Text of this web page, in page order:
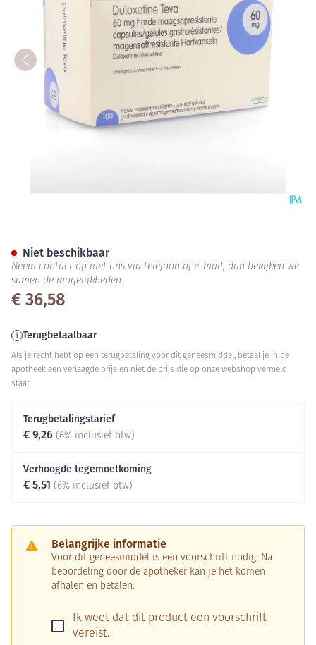
€ 36,58
Terugbetaalbaar
Als je recht hebt op een terugbetaling voor dit geneesmiddel, betaal je in de
apotheek een verlaagde prijs en niet de prijs die op onze webshop vermeld
staat.
Terugbetalingstarief
€ 9,26 (6% inclusief btw)
Verhoogde tegemoetkoming
€ 5,51 (6% inclusief btw)
Belangrijke informatie
Voor dit geneesmiddel is een voorschrift nodig. Na
beoordeling door de apotheker kan je het komen
afhalen en betalen.
Ik weet dat dit product een voorschrift
vereist.
Niet beschikbaar
Neem contact op met ons via telefoon of e-mail, dan bekijken we
samen de mogelijkheden.